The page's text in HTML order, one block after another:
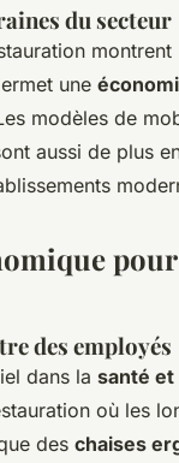
du secteur
une
modèles de
aussi de plus
pour
des employés
dans la santé
où les
des chaises